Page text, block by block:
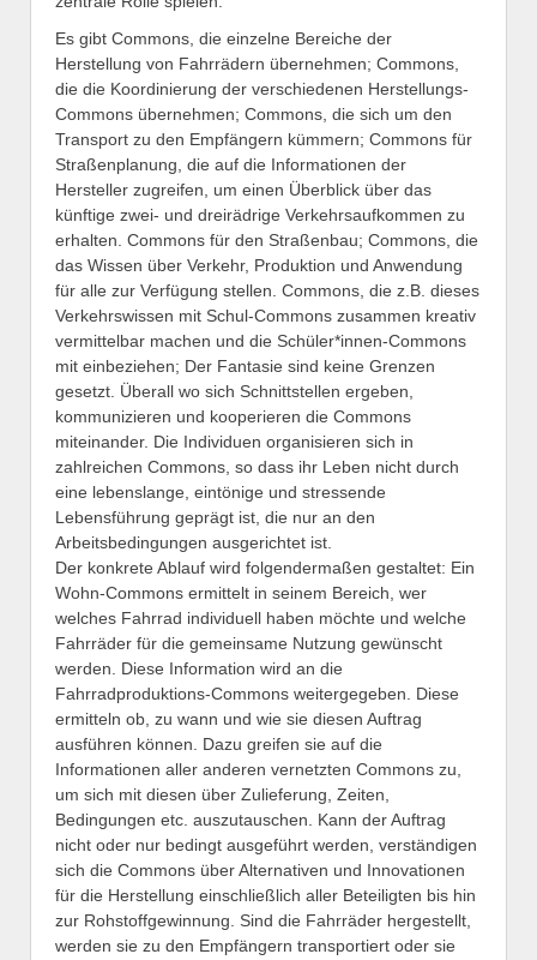
Es gibt Commons, die einzelne Bereiche der
Herstellung von Fahrrädern übernehmen; Commons,
die die Koordinierung der verschiedenen Herstellungs-
Commons übernehmen; Commons, die sich um den
Transport zu den Empfängern kümmern; Commons für
Straßenplanung, die auf die Informationen der
Hersteller zugreifen, um einen Überblick über das
künftige zwei- und dreirädrige Verkehrsaufkommen zu
erhalten. Commons für den Straßenbau; Commons, die
das Wissen über Verkehr, Produktion und Anwendung
für alle zur Verfügung stellen. Commons, die z.B. dieses
Verkehrswissen mit Schul-Commons zusammen kreativ
vermittelbar machen und die Schüler*innen-Commons
mit einbeziehen; Der Fantasie sind keine Grenzen
gesetzt. Überall wo sich Schnittstellen ergeben,
kommunizieren und kooperieren die Commons
miteinander. Die Individuen organisieren sich in
zahlreichen Commons, so dass ihr Leben nicht durch
eine lebenslange, eintönige und stressende
Lebensführung geprägt ist, die nur an den
Arbeitsbedingungen ausgerichtet ist.
Der konkrete Ablauf wird folgendermaßen gestaltet: Ein
Wohn-Commons ermittelt in seinem Bereich, wer
welches Fahrrad individuell haben möchte und welche
Fahrräder für die gemeinsame Nutzung gewünscht
werden. Diese Information wird an die
Fahrradproduktions-Commons weitergegeben. Diese
ermitteln ob, zu wann und wie sie diesen Auftrag
ausführen können. Dazu greifen sie auf die
Informationen aller anderen vernetzten Commons zu,
um sich mit diesen über Zulieferung, Zeiten,
Bedingungen etc. auszutauschen. Kann der Auftrag
nicht oder nur bedingt ausgeführt werden, verständigen
sich die Commons über Alternativen und Innovationen
für die Herstellung einschließlich aller Beteiligten bis hin
zur Rohstoffgewinnung. Sind die Fahrräder hergestellt,
werden sie zu den Empfängern transportiert oder sie